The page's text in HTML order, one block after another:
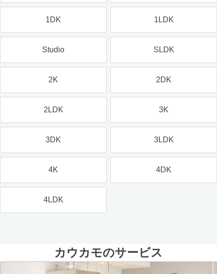
1DK 1LDK
Studio SLDK
2K 2DK
2LDK 3K
3DK 3LDK
4K 4DK
4LDK
カウカモのサービス